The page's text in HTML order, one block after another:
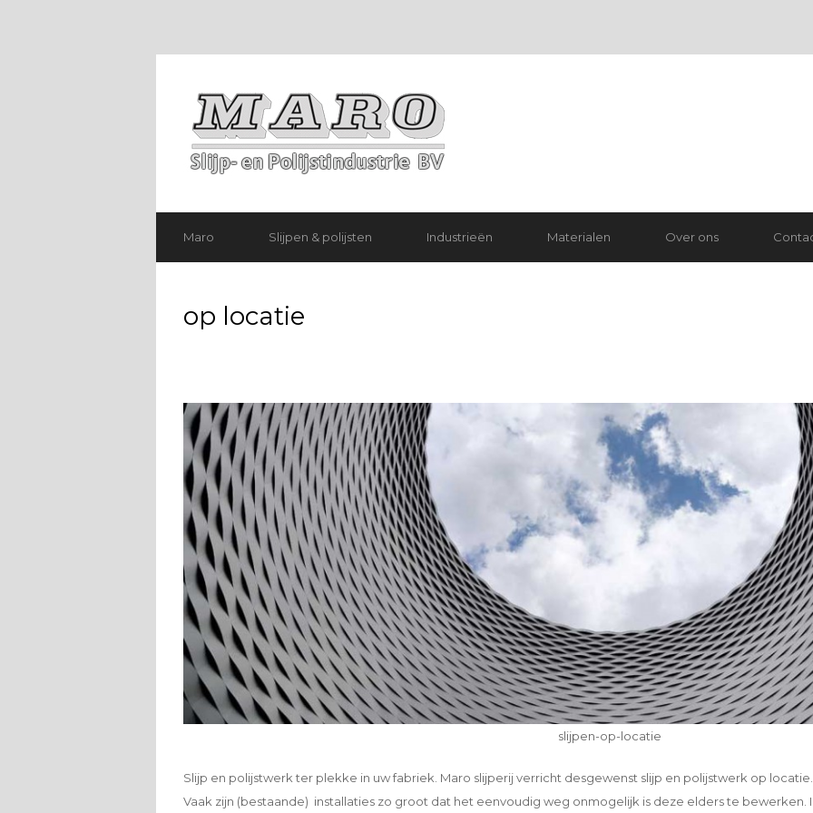
Maro Slijpen & polijsten Industrieën Materialen Over ons
op locatie
slijpen-op-locatie
Slijp en polijstwerk ter plekke in uw fabriek. Maro slijperij verricht desgewenst slijp en polijstwerk op
Vaak zijn (bestaande) installaties zo groot dat het eenvoudig weg onmogelijk is deze elders te bewerken.